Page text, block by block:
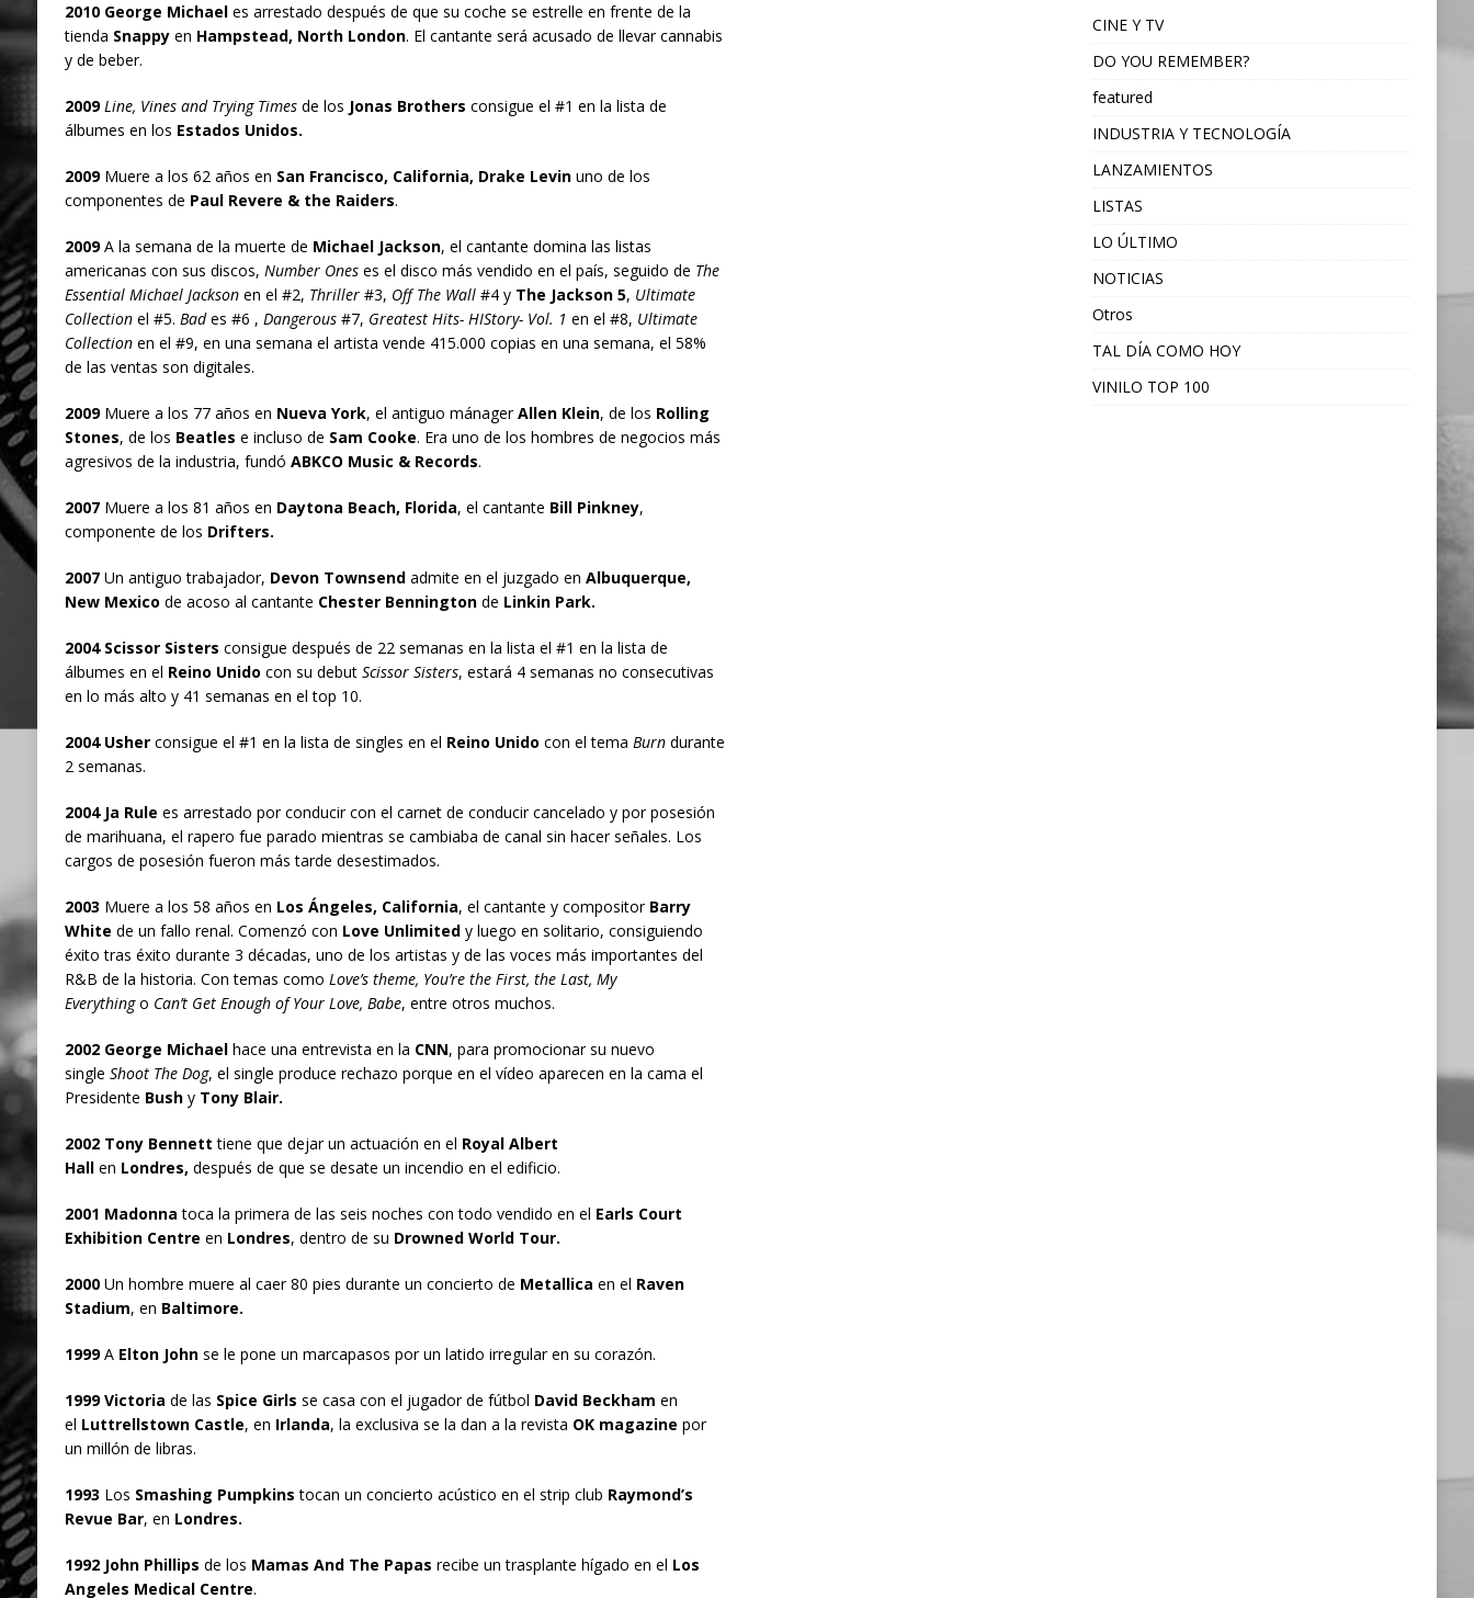
2010 George Michaeles arrestado después de que su coche se estrelle en frente de la
tienda Snappyen Hampstead, North London. El cantante será acusado de llevar cannabis
y de beber.
2009 Line, Vines and Trying Timesde los Jonas Brothers consigue el #1 en la lista de
álbumes en los Estados Unidos.
2009Muere a los 62 años en San Francisco, California, Drake Levinuno de los
componentes de Paul Revere & the Raiders.
2009A la semana de la muerte de Michael Jackson, el cantante domina las listas
americanas con sus discos, Number Oneses el disco más vendido en el país, seguido de The
Essential Michael Jacksonen el #2, Thriller#3, Off The Wall#4 yThe Jackson 5, Ultimate
Collectionel #5. Bades #6 , Dangerous#7, Greatest Hits- HIStory- Vol. 1 en el #8, Ultimate
Collectionen el #9, en una semana el artista vende 415.000 copias en una semana, el 58%
de las ventas son digitales.
2009Muere a los 77 años en Nueva York, el antiguo mánagerAllen Klein, de los Rolling
Stones, de los Beatles e incluso de Sam Cooke. Era uno de los hombres de negocios más
agresivos de la industria, fundó ABKCO Music & Records.
2007Muere a los 81 años en Daytona Beach, Florida, el cantante Bill Pinkney,
componente de los Drifters.
2007Un antiguo trabajador, Devon Townsendadmite en el juzgado en Albuquerque,
New Mexico de acoso al cantante Chester Benningtonde Linkin Park.
2004 Scissor Sisters consigue después de 22 semanas en la lista el #1 en la lista de
álbumes en el Reino Unido con su debut Scissor Sisters, estará 4 semanas no consecutivas
en lo más alto y 41 semanas en el top 10.
2004 Usherconsigue el #1 en la lista de singles en el Reino Unido con el tema Burndurante
2 semanas.
2004 Ja Rule es arrestado por conducir con el carnet de conducir cancelado y por posesión
de marihuana, el rapero fue parado mientras se cambiaba de canal sin hacer señales. Los
cargos de posesión fueron más tarde desestimados.
2003 Muere a los 58 años en Los Ángeles, California, el cantante y compositor Barry
White de un fallo renal. Comenzó con Love Unlimitedy luego en solitario, consiguiendo
éxito tras éxito durante 3 décadas, uno de los artistas y de las voces más importantes del
R&B de la historia. Con temas como Love’s theme, You’re the First, the Last, My
Everythingo Can’t Get Enough of Your Love, Babe, entre otros muchos.
2002 George Michaelhace una entrevista en la CNN, para promocionar su nuevo
single Shoot The Dog, el single produce rechazo porque en el vídeo aparecen en la cama el
Presidente Bushy Tony Blair.
2002 Tony Bennett tiene que dejar un actuación en el Royal Albert
Hallen Londres, después de que se desate un incendio en el edificio.
2001 Madonna toca la primera de las seis noches con todo vendido en el Earls Court
Exhibition Centre en Londres, dentro de su Drowned World Tour.
2000Un hombre muere al caer 80 pies durante un concierto de Metallica en el Raven
Stadium, en Baltimore.
1999AElton Johnse le pone un marcapasos por un latido irregular en su corazón.
1999 Victoria de las Spice Girls se casa con el jugador de fútbol David Beckham en
el Luttrellstown Castle, en Irlanda, la exclusiva se la dan a la revista OK magazine por
un millón de libras.
1993 Los Smashing Pumpkins tocan un concierto acústico en el strip club Raymond’s
Revue Bar, en Londres.
1992 John Phillips de los Mamas And The Papas recibe un trasplante hígado en el Los
Angeles Medical Centre.
CINE Y TV
DO YOU REMEMBER?
featured
INDUSTRIA Y TECNOLOGÍA
LANZAMIENTOS
LISTAS
LO ÚLTIMO
NOTICIAS
Otros
TAL DÍA COMO HOY
VINILO TOP 100